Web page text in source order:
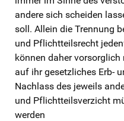
andere sich scheiden
soll. Allein die Trennung
und Pflichtteilsrecht
können daher
auf ihr gesetzliches Erb-
Nachlass des jeweils
und Pflichtteilsverzicht
werden